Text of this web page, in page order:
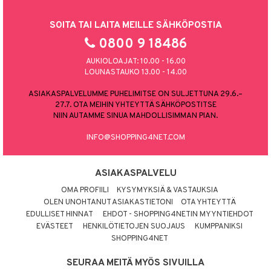
SOITA TAI LAITA MEILLE SÄHKÖPOSTIA
0800 9 18486
AUKIOLOAJAT: 10.00 - 16.00
LOUNASTAUKO 13.00 - 14.00
ASIAKASPALVELUMME PUHELIMITSE ON SULJETTUNA 29.6.–
27.7. OTA MEIHIN YHTEYTTÄ SÄHKÖPOSTITSE
NIIN AUTAMME SINUA MAHDOLLISIMMAN PIAN.
INFO@SHOPPING4NET.COM
ASIAKASPALVELU
OMA PROFIILI
KYSYMYKSIÄ & VASTAUKSIA
OLEN UNOHTANUT ASIAKASTIETONI
OTA YHTEYTTÄ
EDULLISET HINNAT
EHDOT - SHOPPING4NETIN MYYNTIEHDOT
EVÄSTEET
HENKILÖTIETOJEN SUOJAUS
KUMPPANIKSI
SHOPPING4NET
SEURAA MEITÄ MYÖS SIVUILLA